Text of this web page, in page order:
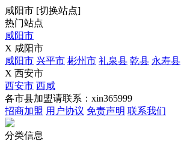
咸阳市 [切换站点]
热门站点
咸阳市
X 咸阳市
咸阳市 兴平市 彬州市 礼泉县 乾县 永寿县
X 西安市
西安市 西咸
各市县加盟请联系：xin365999
招商加盟 用户协议 免责声明 联系我们
分类信息